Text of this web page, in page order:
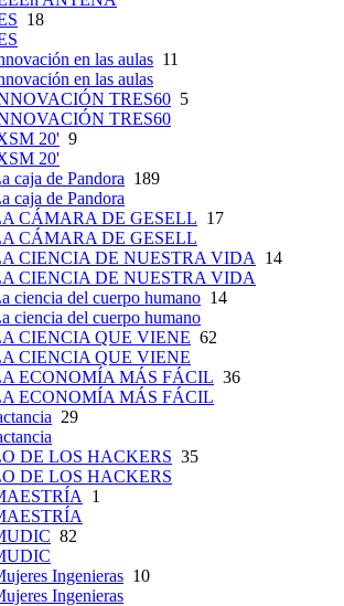
18
en las aulas 11
en las aulas
TRES60 5
TRES60
20' 9
20'
caja de Pandora 189
caja de Pandora
CÁMARA DE GESELL 17
CÁMARA DE GESELL
CIENCIA DE NUESTRA VIDA 14
CIENCIA DE NUESTRA VIDA
ciencia del cuerpo humano 14
ciencia del cuerpo humano
CIENCIA QUE VIENE 62
CIENCIA QUE VIENE
ECONOMÍA MÁS FÁCIL 36
ECONOMÍA MÁS FÁCIL
29
DE LOS HACKERS 35
DE LOS HACKERS
1
82
Ingenieras 10
Ingenieras